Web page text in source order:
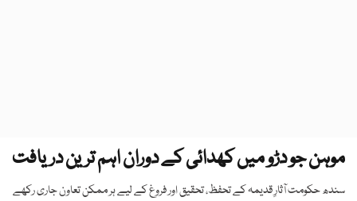
موہن جو دڑو میں کھدائی کے دوران اہم ترین دریافت
سندھ حکومت آثارِ قدیمہ کے تحفظ، تحقیق اور فروغ کے لیے ہر ممکن تعاون جاری رکھے